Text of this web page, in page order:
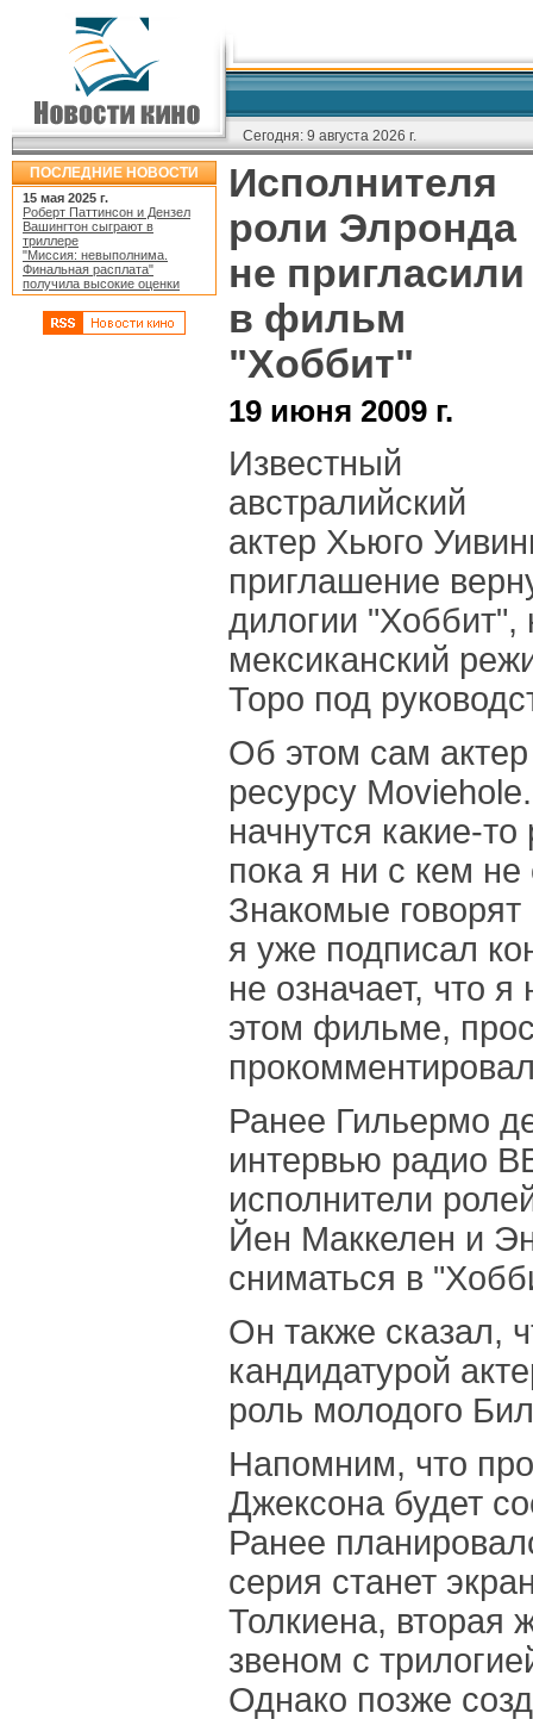
Сегодня: 9 августа 2026 г.
ПОСЛЕДНИЕ НОВОСТИ
15 мая 2025 г.
Роберт Паттинсон и Дензел
Вашингтон сыграют в
триллере
"Миссия: невыполнима.
Финальная расплата"
получила высокие оценки
Исполнителя
роли Элронда
не пригласили
в фильм
"Хоббит"
19 июня 2009 г.
Известный
австралийский
актер Хьюго
приглашение
дилогии "Хоббит",
мексиканский
Торо под
Об этом сам
ресурсу
начнутся какие-
пока я ни с кем
Знакомые
я уже подписал
не означает, что я
этом фильме,
Ранее Гильермо
интервью радио
исполнители
Йен Маккелен и
сниматься в
Он также сказал,
кандидатурой
роль молодого
Напомним, что
Джексона будет
Ранее
серия станет
Толкиена, вторая
звеном с
Однако позже